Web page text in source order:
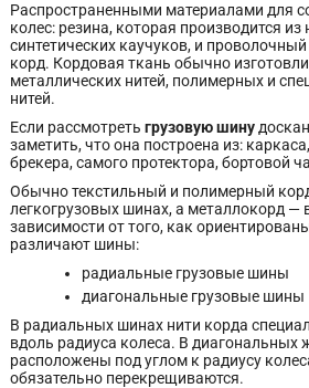
Распространенными материалами для
колес: резина, которая производится
синтетических каучуков, и
корд. Кордовая ткань обычно
металлических нитей, полимерных и
нитей.
Если рассмотреть грузовую шину
заметить, что она построена из:
брекера, самого протектора, бортовой
Обычно текстильный и полимерный
легкогрузовых шинах, а металлокорд —
зависимости от того, как
различают шины:
радиальные грузовые шины
диагональные грузовые шины
В радиальных шинах нити корда
вдоль радиуса колеса. В диагональных
расположены под углом к радиусу
обязательно перекрещиваются.